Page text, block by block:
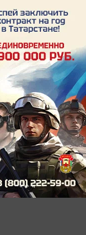
халкында.
берни дә
туры килсә